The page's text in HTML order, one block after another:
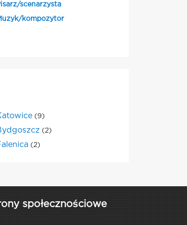
scenarzysta
kompozytor
(9)
(2)
(2)
społecznościowe